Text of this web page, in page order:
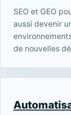
SEO et GEO
aussi devenir
de nouvelles